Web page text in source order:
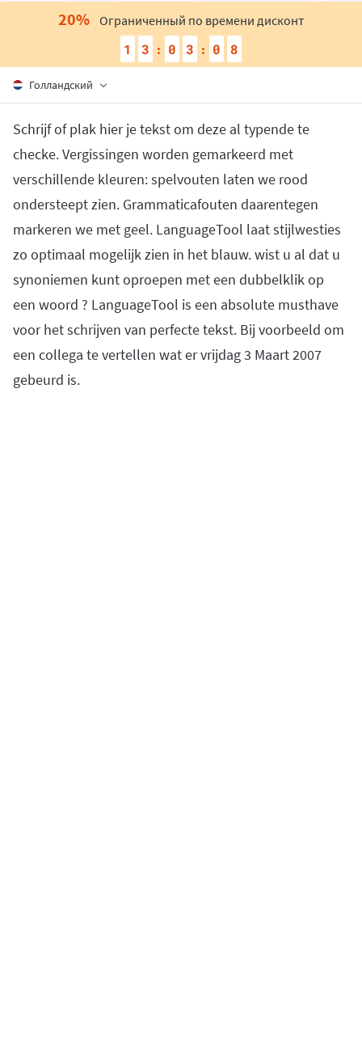
Firefox
Outlook
BETA
Thunderbird
Google Docs
Apple Pages
Переключить подменю
Прогр.
Windows
Для компаний
LanguageTool API
Блог
Карьера
Справка
Конфиденциальность
Условия и положения
Правовая информация
20% Ограниченный по времени дисконт
1 3 : 0 3 : 0 7
Голландский
Schrijf of plak hier je tekst om deze al typende te
checke. Vergissingen worden gemarkeerd met
verschillende kleuren: spelvouten laten we rood
ondersteept zien. Grammaticafouten daarentegen
markeren we met geel. LanguageTool laat stijlwesties
zo optimaal mogelijk zien in het blauw. wist u al dat u
synoniemen kunt oproepen met een dubbelklik op
een woord ? LanguageTool is een absolute musthave
voor het schrijven van perfecte tekst. Bij voorbeeld om
een collega te vertellen wat er vrijdag 3 Maart 2007
gebeurd is.